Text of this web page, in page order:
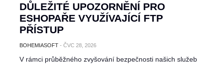
DŮLEŽITÉ UPOZORNĚNÍ PRO
ESHOPAŘE VYUŽÍVAJÍCÍ FTP
PŘÍSTUP
BOHEMIASOFT - ČVC 28, 2026
V rámci průběžného zvyšování bezpečnosti našich služeb